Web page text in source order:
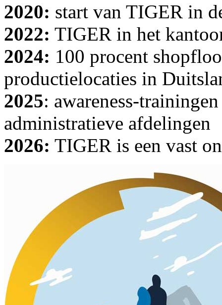
2020: start van TIGER in
2022: TIGER in het
2024: 100 procent
productielocaties in
2025: awareness-
administratieve afdelingen
2026: TIGER is een vast